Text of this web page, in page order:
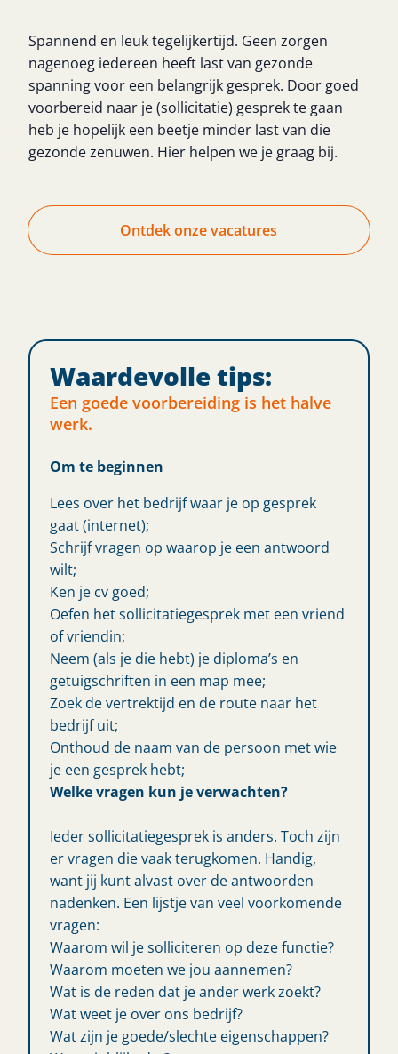
Spannend en leuk tegelijkertijd. Geen zorgen
nagenoeg iedereen heeft last van gezonde
spanning voor een belangrijk gesprek. Door goed
voorbereid naar je (sollicitatie) gesprek te gaan
heb je hopelijk een beetje minder last van die
gezonde zenuwen. Hier helpen we je graag bij.
Ontdek onze vacatures
Waardevolle tips:
Een goede voorbereiding is het halve
werk.
Om te beginnen
Lees over het bedrijf waar je op gesprek
gaat (internet);
Schrijf vragen op waarop je een antwoord
wilt;
Ken je cv goed;
Oefen het sollicitatiegesprek met een vriend
of vriendin;
Neem (als je die hebt) je diploma’s en
getuigschriften in een map mee;
Zoek de vertrektijd en de route naar het
bedrijf uit;
Onthoud de naam van de persoon met wie
je een gesprek hebt;
Welke vragen kun je verwachten?
Ieder sollicitatiegesprek is anders. Toch zijn
er vragen die vaak terugkomen. Handig,
want jij kunt alvast over de antwoorden
nadenken. Een lijstje van veel voorkomende
vragen:
Waarom wil je solliciteren op deze functie?
Waarom moeten we jou aannemen?
Wat is de reden dat je ander werk zoekt?
Wat weet je over ons bedrijf?
Wat zijn je goede/slechte eigenschappen?